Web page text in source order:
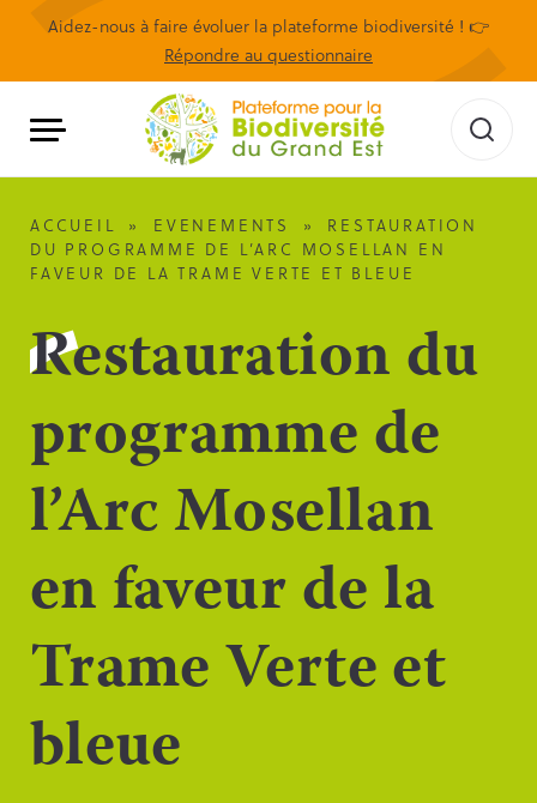
Aidez-nous à faire évoluer la plateforme biodiversité ! 👉
Répondre au questionnaire
ACCUEIL » EVENEMENTS »
RESTAURATION
DU PROGRAMME DE L’ARC MOSELLAN EN
FAVEUR DE LA TRAME VERTE ET BLEUE
Restauration du
programme de
l’Arc Mosellan
en faveur de la
Trame Verte et
bleue